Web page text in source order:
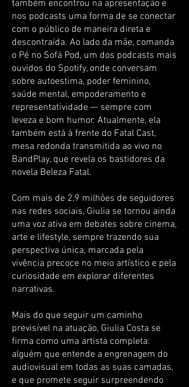
também encontrou na apresentação e
nos podcasts uma forma de se conectar
com o público de maneira direta e
descontraída. Ao lado da mãe, comanda
o Pé no Sofá Pod, um dos podcasts mais
ouvidos do Spotify, onde conversam
sobre autoestima, poder feminino,
saúde mental, empoderamento e
representatividade — sempre com
leveza e bom humor. Atualmente, ela
também está à frente do Fatal Cast,
mesa redonda transmitida ao vivo no
BandPlay, que revela os bastidores da
novela Beleza Fatal.
Com mais de 2,9 milhões de seguidores
nas redes sociais, Giulia se tornou ainda
uma voz ativa em debates sobre cinema,
arte e lifestyle, sempre trazendo sua
perspectiva única, marcada pela
vivência precoce no meio artístico e pela
curiosidade em explorar diferentes
narrativas.
Mais do que seguir um caminho
previsível na atuação, Giulia Costa se
firma como uma artista completa:
alguém que entende a engrenagem do
audiovisual em todas as suas camadas,
e que promete seguir surpreendendo